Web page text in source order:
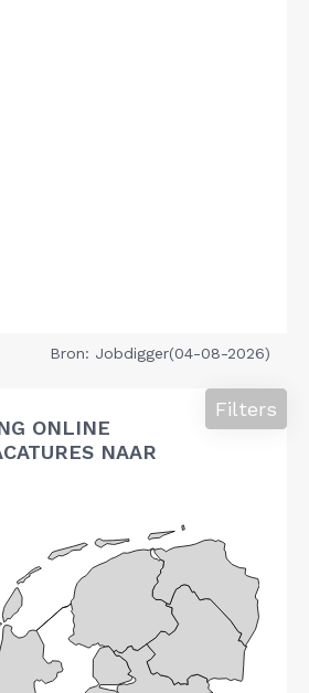
Bron: Jobdigger(04-08-2026)
ONLINE
NAAR
Filters